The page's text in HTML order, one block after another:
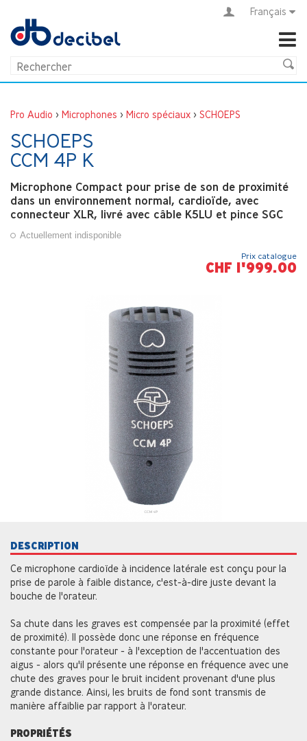
Français
Pro Audio > Microphones > Micro spéciaux > SCHOEPS
SCHOEPS
CCM 4P K
Microphone Compact pour prise de son de proximité
dans un environnement normal, cardioïde, avec
connecteur XLR, livré avec câble K5LU et pince SGC
Actuellement indisponible
Prix catalogue
CHF 1'999.00
DESCRIPTION
Ce microphone cardioïde à incidence latérale est conçu pour la
prise de parole à faible distance, c'est-à-dire juste devant la
bouche de l'orateur.
Sa chute dans les graves est compensée par la proximité (effet
de proximité). Il possède donc une réponse en fréquence
constante pour l'orateur - à l'exception de l'accentuation des
aigus - alors qu'il présente une réponse en fréquence avec une
chute des graves pour le bruit incident provenant d'une plus
grande distance. Ainsi, les bruits de fond sont transmis de
manière affaiblie par rapport à l'orateur.
PROPRIÉTÉS